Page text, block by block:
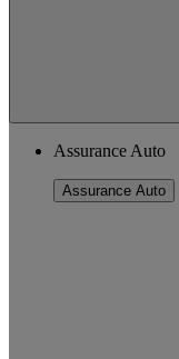
Assurance Auto
Assurance Auto